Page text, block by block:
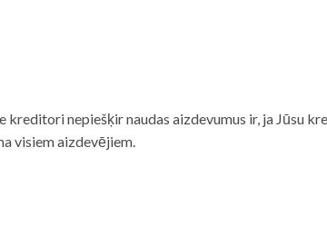
nepiešķir naudas aizdevumus ir, ja Jūsu
visiem aizdevējiem.